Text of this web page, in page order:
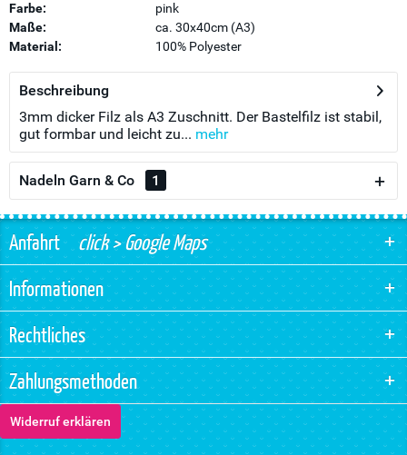
Farbe:
pink
Maße:
ca. 30x40cm (A3)
Material:
100% Polyester
Beschreibung
3mm dicker Filz als A3 Zuschnitt. Der Bastelfilz ist stabil,
gut formbar und leicht zu... mehr
Nadeln Garn & Co 1
Anfahrtclick > Google Maps
Informationen
Rechtliches
Zahlungsmethoden
Widerruf erklären